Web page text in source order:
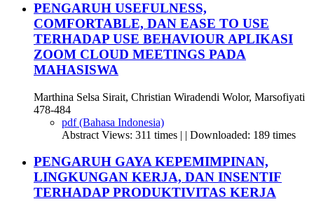
PENGARUH USEFULNESS,
COMFORTABLE, DAN EASE TO USE
TERHADAP USE BEHAVIOUR APLIKASI
ZOOM CLOUD MEETINGS PADA
MAHASISWA
Marthina Selsa Sirait, Christian Wiradendi Wolor, Marsofiyati
478-484
pdf (Bahasa Indonesia)
Abstract Views: 311 times | | Downloaded: 189 times
PENGARUH GAYA KEPEMIMPINAN,
LINGKUNGAN KERJA, DAN INSENTIF
TERHADAP PRODUKTIVITAS KERJA